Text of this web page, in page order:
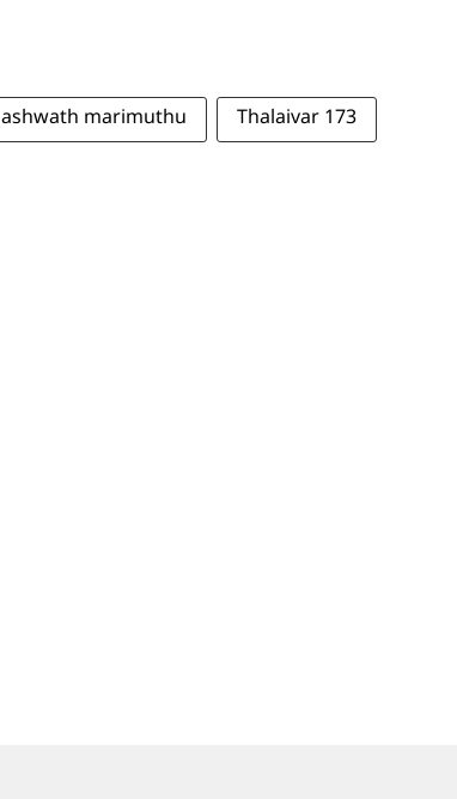
ashwath marimuthu Thalaivar 173